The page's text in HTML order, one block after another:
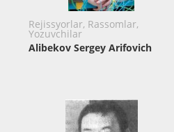
Rejissyorlar, Rassomlar,
Yozuvchilar
Alibekov Sergey Arifovich